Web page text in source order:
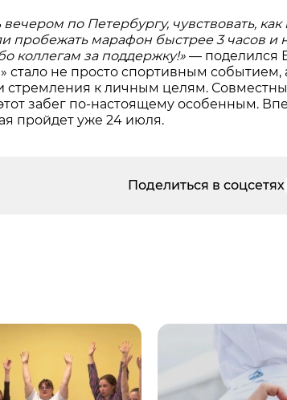
по Петербургу, чувствовать, как
пробежать марафон быстрее 3 часов и
коллегам за поддержку!»— поделился
не просто спортивным событием,
к личным целям.
забег по-настоящему особенным.
пройдет уже 24 июля.
Поделиться в соцсетях